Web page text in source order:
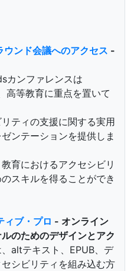
ウンド会議へのアクセス -
カンファレンスは
高等教育に重点を置いて
ティの支援に関する実用
ンテーションを提供しま
育におけるアクセシビリ
スキルを得ることができ
ィブ・プロ - オンライン
のためのデザインとアク
、altテキスト、EPUB、デ
シビリティを組み込む方